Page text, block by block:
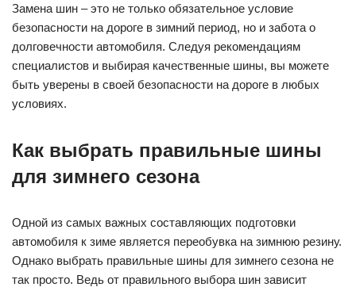
Замена шин – это не только обязательное условие
безопасности на дороге в зимний период, но и забота о
долговечности автомобиля. Следуя рекомендациям
специалистов и выбирая качественные шины, вы можете
быть уверены в своей безопасности на дороге в любых
условиях.
Как выбрать правильные шины
для зимнего сезона
Одной из самых важных составляющих подготовки
автомобиля к зиме является переобувка на зимнюю резину.
Однако выбрать правильные шины для зимнего сезона не
так просто. Ведь от правильного выбора шин зависит